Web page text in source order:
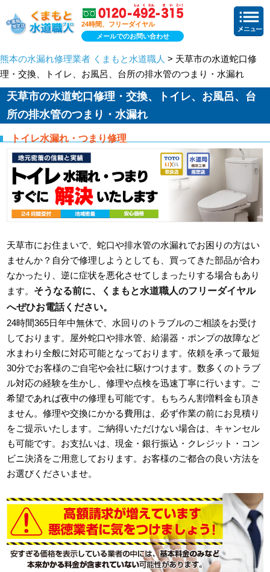
24時間、フリーダイヤル
メールでのお問い合わせ
熊本の水漏れ修理業者 くまもと水道職人 > 天草市の水道蛇口修
理・交換、トイレ、お風呂、台所の排水管のつまり・水漏れ
天草市の水道蛇口修理・交換、トイレ、お風呂、台
所の排水管のつまり・水漏れ
トイレ水漏れ・つまり修理
天草市にお住まいで、蛇口や排水管の水漏れでお困りの方はい
ませんか？自分で修理しようとしても、買ってきた部品が合わ
なかったり、逆に症状を悪化させてしまったりする場合もあり
ます。 そうなる前に、くまもと水道職人のフリーダイヤル
へぜひお電話ください。
24時間365日年中無休で、水回りのトラブルのご相談をお受け
しております。屋外蛇口や排水管、給湯器・ポンプの故障など
水まわり全般に対応可能となっております。依頼を承って最短
30分でお客様のご自宅や会社に駆けつけます。数多くのトラブ
ル対応の経験を生かし、修理や点検を迅速丁寧に行います。ご
希望であれば夜中の修理も可能です。もちろん割増料金も頂き
ません。修理や交換にかかる費用は、必ず作業の前にお見積り
をご提示いたします。ご納得いただけない場合は、キャンセル
も可能です。お支払いは、現金・銀行振込・クレジット・コン
ビニ決済をご用意しております。お客様のご都合の良い方法を
お選びくださいませ。